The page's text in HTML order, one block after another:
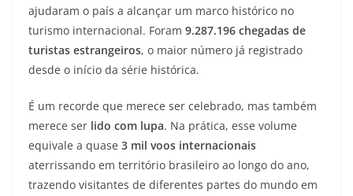
ajudaram o país a alcançar um marco histórico no
turismo internacional. Foram 9.287.196 chegadas de
turistas estrangeiros, o maior número já registrado
desde o início da série histórica.
É um recorde que merece ser celebrado, mas também
merece ser lido com lupa. Na prática, esse volume
equivale a quase 3 mil voos internacionais
aterrissando em território brasileiro ao longo do ano,
trazendo visitantes de diferentes partes do mundo em